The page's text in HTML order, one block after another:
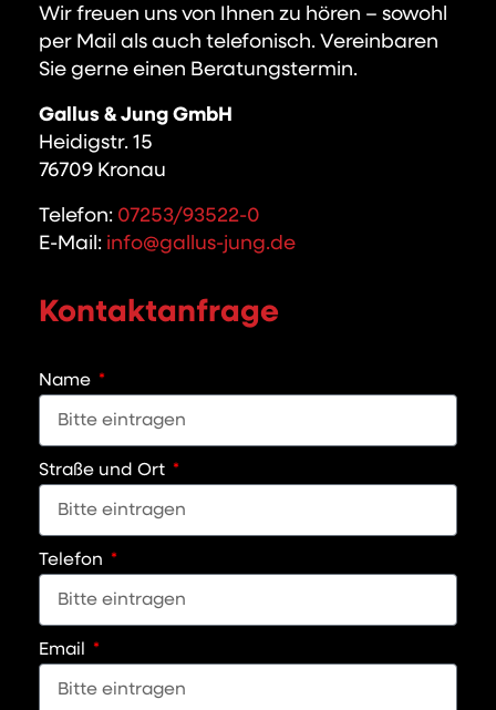
Wir freuen uns von Ihnen zu hören – sowohl
per Mail als auch telefonisch. Vereinbaren
Sie gerne einen Beratungstermin.
Gallus & Jung GmbH
Heidigstr. 15
76709 Kronau
Telefon: 07253/93522-0
E-Mail: info@gallus-jung.de
Kontaktanfrage
Name
Straße und Ort
Telefon
Email